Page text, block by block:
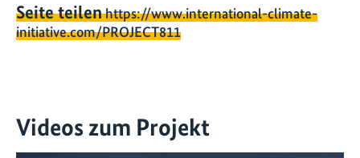
Seite teilenhttps://www.international-climate-
initiative.com/PROJECT811
Videos zum Projekt